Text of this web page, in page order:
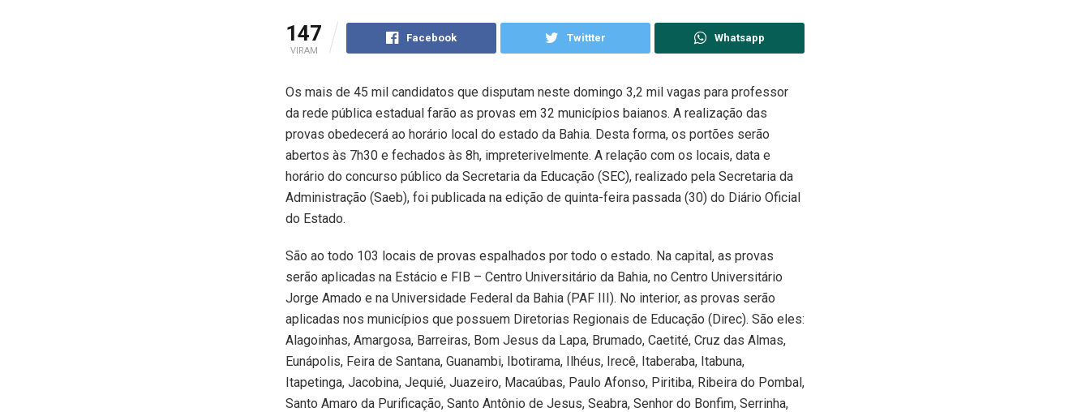
147
VIRAM
Facebook Twittter Whatsapp
Os mais de 45 mil candidatos que disputam neste domingo 3,2 mil vagas para professor
da rede pública estadual farão as provas em 32 municípios baianos. A realização das
provas obedecerá ao horário local do estado da Bahia. Desta forma, os portões serão
abertos às 7h30 e fechados às 8h, impreterivelmente. A relação com os locais, data e
horário do concurso público da Secretaria da Educação (SEC), realizado pela Secretaria da
Administração (Saeb), foi publicada na edição de quinta-feira passada (30) do Diário Oficial
do Estado.
São ao todo 103 locais de provas espalhados por todo o estado. Na capital, as provas
serão aplicadas na Estácio e FIB – Centro Universitário da Bahia, no Centro Universitário
Jorge Amado e na Universidade Federal da Bahia (PAF III). No interior, as provas serão
aplicadas nos municípios que possuem Diretorias Regionais de Educação (Direc). São eles:
Alagoinhas, Amargosa, Barreiras, Bom Jesus da Lapa, Brumado, Caetité, Cruz das Almas,
Eunápolis, Feira de Santana, Guanambi, Ibotirama, Ilhéus, Irecê, Itaberaba, Itabuna,
Itapetinga, Jacobina, Jequié, Juazeiro, Macaúbas, Paulo Afonso, Piritiba, Ribeira do Pombal,
Santo Amaro da Purificação, Santo Antônio de Jesus, Seabra, Senhor do Bonfim, Serrinha,